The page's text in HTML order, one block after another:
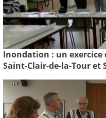
Inondation : un
Saint-Clair-de-la-Tour et